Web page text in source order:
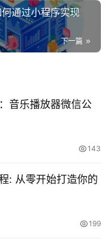
通过小程序实现
下一篇
音乐播放器微信公
143
: 从零开始打造你的
199